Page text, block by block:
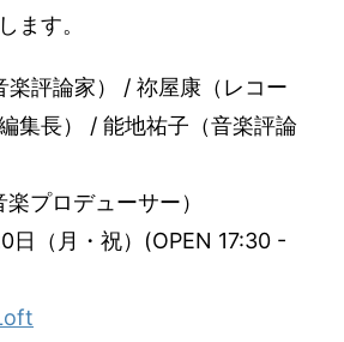
ます。
楽評論家） / 祢屋康（レコー
集長） / 能地祐子（音楽評論
プロデューサー）
日（月・祝）(OPEN 17:30 -